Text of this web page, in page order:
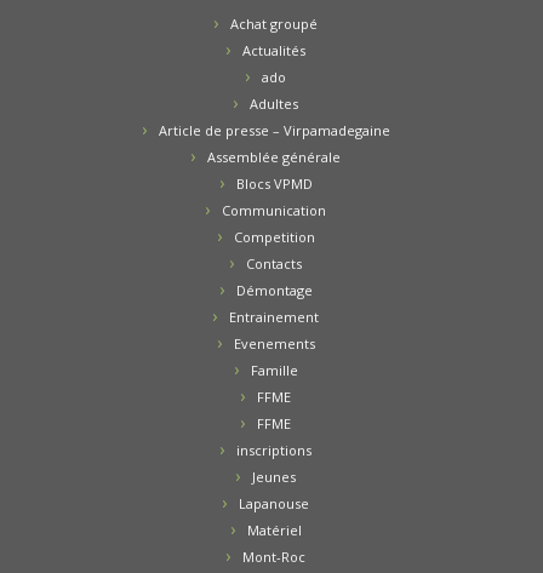
Achat groupé
Actualités
ado
Adultes
Article de presse – Virpamadegaine
Assemblée générale
Blocs VPMD
Communication
Competition
Contacts
Démontage
Entrainement
Evenements
Famille
FFME
FFME
inscriptions
Jeunes
Lapanouse
Matériel
Mont-Roc